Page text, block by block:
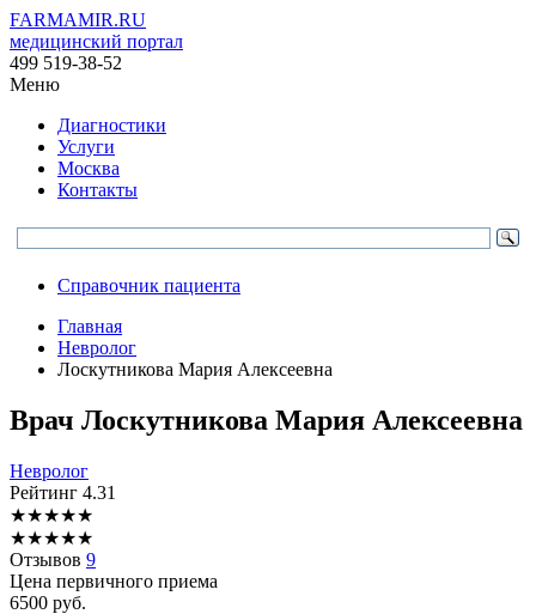
FARMAMIR.RU
медицинский портал
499 519-38-52
Меню
Диагностики
Услуги
Москва
Контакты
Справочник пациента
Главная
Невролог
Лоскутникова Мария Алексеевна
Врач Лоскутникова Мария Алексеевна
Невролог
Рейтинг 4.31
★★★★★
★★★★★
Отзывов 9
Цена первичного приема
6500 руб.